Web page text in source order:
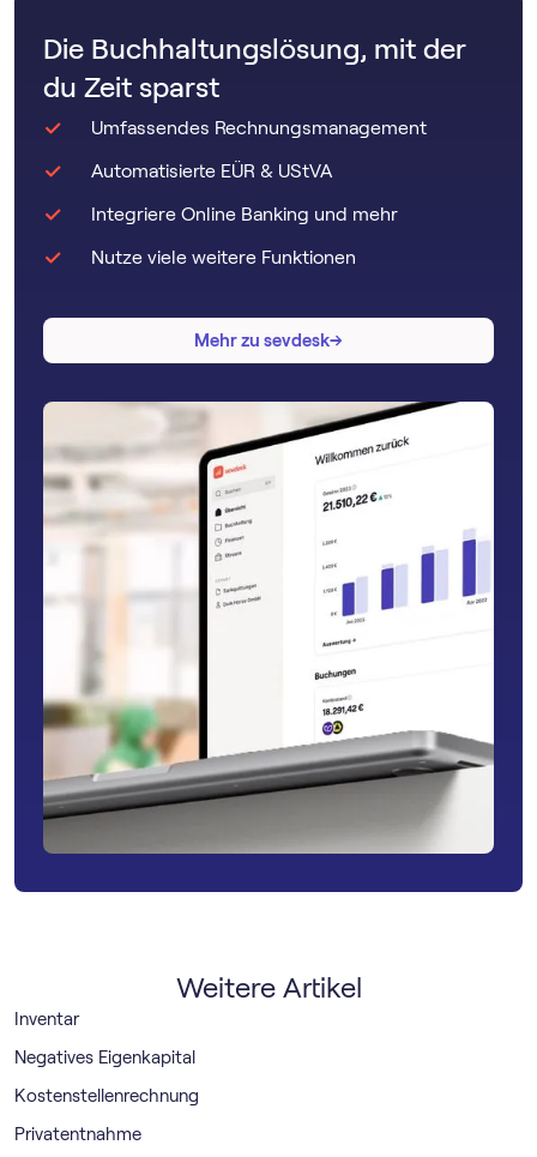
Die Buchhaltungslösung, mit der
du Zeit sparst
Umfassendes Rechnungsmanagement
Automatisierte EÜR & UStVA
Integriere Online Banking und mehr
Nutze viele weitere Funktionen
Mehr zu sevdesk→
→
Weitere Artikel
Inventar
Negatives Eigenkapital
Kostenstellenrechnung
Privatentnahme